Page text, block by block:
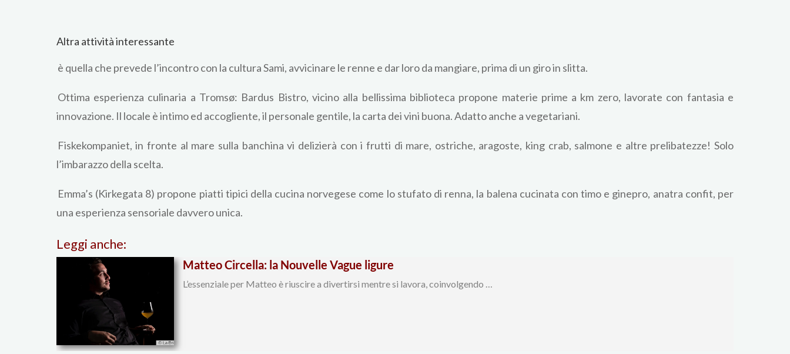
Altra attività interessante
è quella che prevede l’incontro con la cultura Sami, avvicinare le renne e dar loro da mangiare, prima di un giro in slitta.
Ottima esperienza culinaria a Tromsø: Bardus Bistro, vicino alla bellissima biblioteca propone materie prime a km zero, lavorate con fantasia e
innovazione. Il locale è intimo ed accogliente, il personale gentile, la carta dei vini buona. Adatto anche a vegetariani.
Fiskekompaniet, in fronte al mare sulla banchina vi delizierà con i frutti di mare, ostriche, aragoste, king crab, salmone e altre prelibatezze! Solo
l’imbarazzo della scelta.
Emma’s (Kirkegata 8) propone piatti tipici della cucina norvegese come lo stufato di renna, la balena cucinata con timo e ginepro, anatra confit, per
una esperienza sensoriale davvero unica.
Leggi anche:
Matteo Circella: la Nouvelle Vague ligure
L’essenziale per Matteo è riuscire a divertirsi mentre si lavora, coinvolgendo …